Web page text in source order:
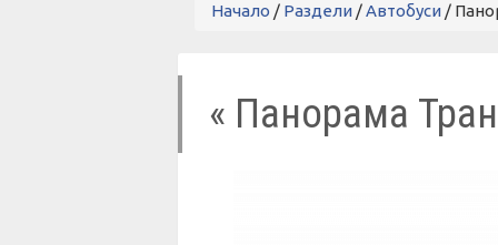
Начало / Раздели /Автобуси /
« Панорама